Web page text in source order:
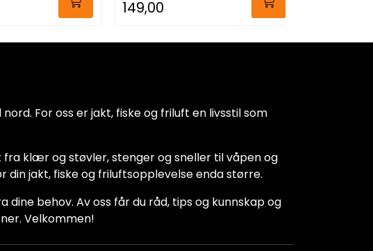
149,00
For oss er jakt, fiske og friluft en livsstil som
klær og støvler, stenger og sneller til våpen og
din jakt, fiske og friluftsopplevelse enda større.
behov. Av oss får du råd, tips og kunnskap og
Velkommen!